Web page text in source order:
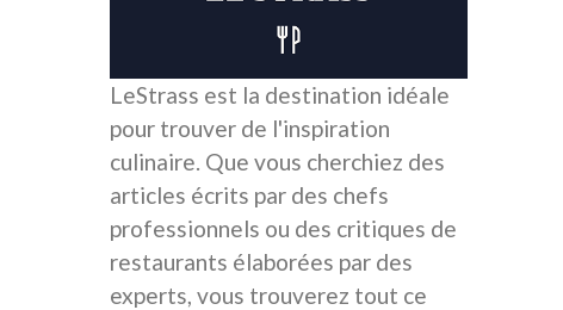
LeStrass est la destination idéale
pour trouver de l'inspiration
culinaire. Que vous cherchiez des
articles écrits par des chefs
professionnels ou des critiques de
restaurants élaborées par des
experts, vous trouverez tout ce